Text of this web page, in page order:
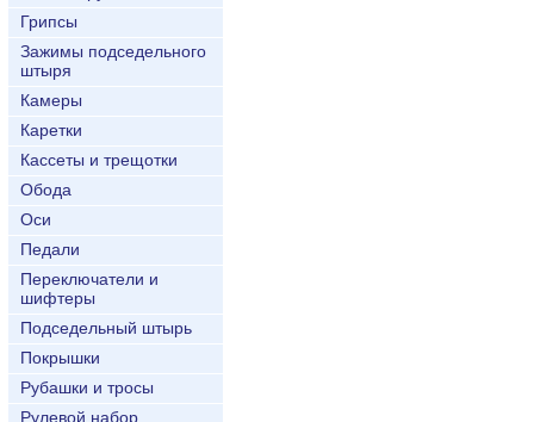
Грипсы
Зажимы подседельного
штыря
Камеры
Каретки
Кассеты и трещотки
Обода
Оси
Педали
Переключатели и
шифтеры
Подседельный штырь
Покрышки
Рубашки и тросы
Рулевой набор